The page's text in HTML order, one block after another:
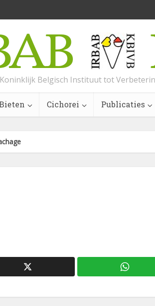
Koninklijk Belgisch Instituut tot
Cichorei Publicaties